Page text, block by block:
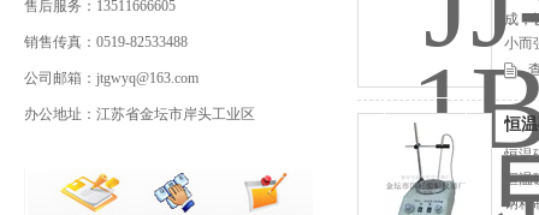
售后服务：13511666605
销售传真：0519-82533488
公司邮箱：jtgwyq@163.com
办公地址：江苏省金坛市岸头工业区
成，
小而
大体
恒
恒温
恒
钢精